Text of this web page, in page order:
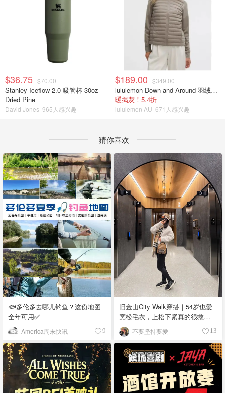
$36.75 $70.00
Stanley Iceflow 2.0 吸管杯 30oz
Dried Pine
David Jones 965人感兴趣
$189.00 $349.00
lululemon Down and Around 羽绒夹克
暖揭灰！5.4折
lululemon AU 671人感兴趣
猜你喜欢
🐟多伦多去哪儿钓鱼？这份地图
全年可用✅
America周末快讯 9
旧金山City Walk穿搭｜54岁也爱
宽松毛衣，上松下紧真的很救比
例
不要坚持要爱 13